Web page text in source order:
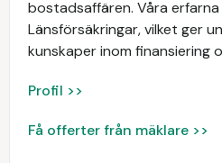
bostadsaffären. Våra
Länsförsäkringar, vilket ger
kunskaper inom finansiering
Profil >>
Få offerter från mäklare >>